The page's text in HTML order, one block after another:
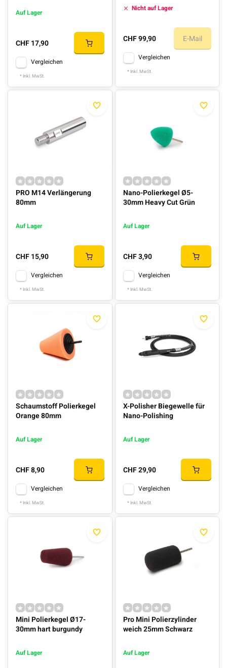
Auf Lager
CHF 17,90
Vergleichen
* Inkl. MwSt.
Nicht auf Lager
CHF 99,90 E-Mail
Vergleichen
* Inkl. MwSt.
PRO M14 Verlängerung
80mm
Auf Lager
CHF 15,90
Vergleichen
* Inkl. MwSt.
Nano-Polierkegel Ø5-
30mm Heavy Cut Grün
Auf Lager
CHF 3,90
Vergleichen
* Inkl. MwSt.
Schaumstoff Polierkegel
Orange 80mm
Auf Lager
CHF 8,90
Vergleichen
* Inkl. MwSt.
X-Polisher Biegewelle für
Nano-Polishing
Auf Lager
CHF 29,90
Vergleichen
* Inkl. MwSt.
Mini Polierkegel Ø17-
30mm hart burgundy
Auf Lager
Pro Mini Polierzylinder
weich 25mm Schwarz
Auf Lager